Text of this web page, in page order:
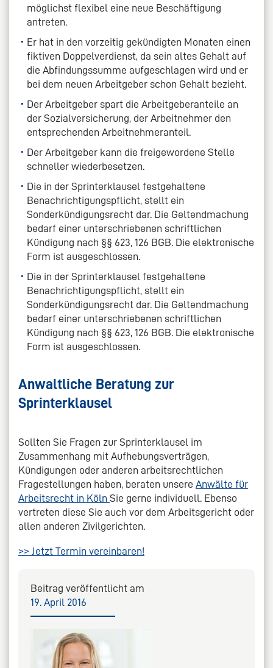
möglichst flexibel eine neue Beschäftigung
antreten.
Er hat in den vorzeitig gekündigten Monaten einen
fiktiven Doppelverdienst, da sein altes Gehalt auf
die Abfindungssumme aufgeschlagen wird und er
bei dem neuen Arbeitgeber schon Gehalt bezieht.
Der Arbeitgeber spart die Arbeitgeberanteile an
der Sozialversicherung, der Arbeitnehmer den
entsprechenden Arbeitnehmeranteil.
Der Arbeitgeber kann die freigewordene Stelle
schneller wiederbesetzen.
Die in der Sprinterklausel festgehaltene
Benachrichtigungspflicht, stellt ein
Sonderkündigungsrecht dar. Die Geltendmachung
bedarf einer unterschriebenen schriftlichen
Kündigung nach §§ 623, 126 BGB. Die elektronische
Form ist ausgeschlossen.
Die in der Sprinterklausel festgehaltene
Benachrichtigungspflicht, stellt ein
Sonderkündigungsrecht dar. Die Geltendmachung
bedarf einer unterschriebenen schriftlichen
Kündigung nach §§ 623, 126 BGB. Die elektronische
Form ist ausgeschlossen.
Anwaltliche Beratung zur
Sprinterklausel
Sollten Sie Fragen zur Sprinterklausel im
Zusammenhang mit Aufhebungsverträgen,
Kündigungen oder anderen arbeitsrechtlichen
Fragestellungen haben, beraten unsere Anwälte für
Arbeitsrecht in Köln Sie gerne individuell. Ebenso
vertreten diese Sie auch vor dem Arbeitsgericht oder
allen anderen Zivilgerichten.
>> Jetzt Termin vereinbaren!
Beitrag veröffentlicht am
19. April 2016